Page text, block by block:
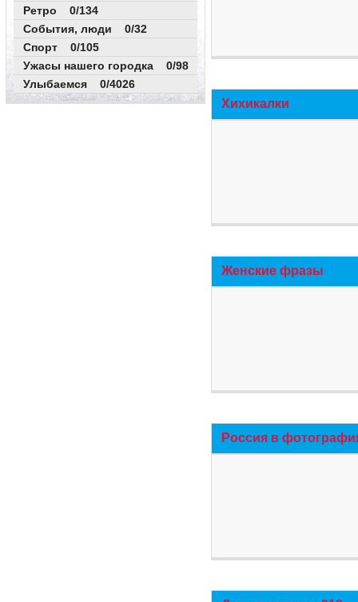
Ретро 0/134
События, люди 0/32
Спорт 0/105
Ужасы нашего городка 0/98
Улыбаемся 0/4026
Хихикалки
Женские фразы
Россия в